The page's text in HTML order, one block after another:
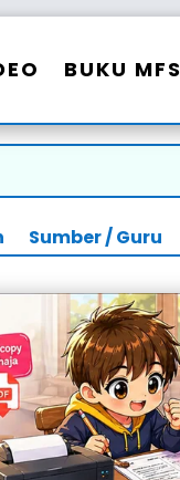
BUKU MFS
Sumber / Guru